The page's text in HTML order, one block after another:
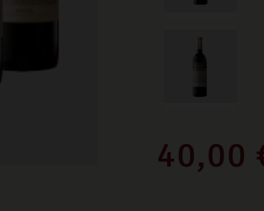
40,00